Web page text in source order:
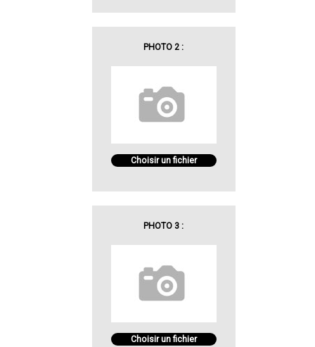
PHOTO 2 :
Choisir un fichier
PHOTO 3 :
Choisir un fichier